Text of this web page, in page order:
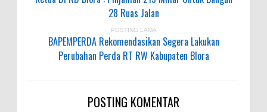
28 Ruas Jalan
POSTING LAMA
BAPEMPERDA Rekomendasikan Segera Lakukan
Perubahan Perda RT RW Kabupaten Blora
POSTING KOMENTAR